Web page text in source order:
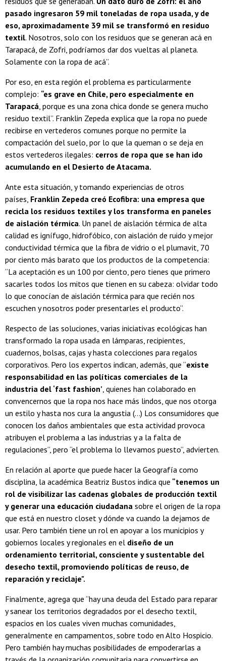
pasado ingresaron 59 mil toneladas de ropa usada, y de
eso, aproximadamente 39 mil se transformó en residuo
textil. Nosotros, solo con los residuos que se generan acá en
Tarapacá, de Zofri, podríamos dar dos vueltas al planeta.
Solamente con la ropa de acá”.
Por eso, en esta región el problema es particularmente
complejo: “es grave en Chile, pero especialmente en
Tarapacá , porque es una zona chica donde se genera mucho
residuo textil”. Franklin Zepeda explica que la ropa no puede
recibirse en vertederos comunes porque no permite la
compactación del suelo, por lo que la queman o se deja en
estos vertederos ilegales: cerros de ropa que se han ido
acumulando en el Desierto de Atacama.
Ante esta situación, y tomando experiencias de otros
países, Franklin Zepeda creó Ecofibra: una empresa que
recicla los residuos textiles y los transforma en paneles
de aislación térmica. Un panel de aislación térmica de alta
calidad es ignífugo, hidrofóbico, con aislación de ruido y mejor
conductividad térmica que la fibra de vidrio o el plumavit, 70
por ciento más barato que los productos de la competencia:
“La aceptación es un 100 por ciento, pero tienes que primero
sacarles todos los mitos que tienen en su cabeza: olvidar todo
lo que conocían de aislación térmica para que recién nos
escuchen y nosotros poder presentarles el producto”.
Respecto de las soluciones, varias iniciativas ecológicas han
transformado la ropa usada en lámparas, recipientes,
cuadernos, bolsas, cajas y hasta colecciones para regalos
corporativos. Pero los expertos indican, además, que “existe
responsabilidad en las políticas comerciales de la
industria del ‘fast fashion’ , quienes han colaborado en
convencernos que la ropa nos hace más lindos, que nos otorga
un estilo y hasta nos cura la angustia (...) Los consumidores que
conocen los daños ambientales que esta actividad provoca
atribuyen el problema a las industrias y a la falta de
regulaciones”, pero “el problema lo llevamos puesto”, advierten.
En relación al aporte que puede hacer la Geografía como
disciplina, la académica Beatriz Bustos indica que “tenemos un
rol de visibilizar las cadenas globales de producción textil
y generar una educación ciudadana sobre el origen de la ropa
que está en nuestro closet y dónde va cuando la dejamos de
usar. Pero también tiene un rol en apoyar a los municipios y
gobiernos locales y regionales en el diseño de un
ordenamiento territorial, consciente y sustentable del
desecho textil, promoviendo políticas de reuso, de
reparación y reciclaje".
Finalmente, agrega que “hay una deuda del Estado para reparar
y sanear los territorios degradados por el desecho textil,
espacios en los cuales viven muchas comunidades,
generalmente en campamentos, sobre todo en Alto Hospicio.
Pero también hay muchas posibilidades de empoderarlas a